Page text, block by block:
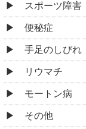
スポーツ障害
便秘症
手足のしびれ
リウマチ
モートン病
その他